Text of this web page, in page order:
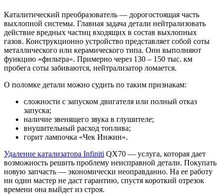
Каталитический преобразователь — дорогостоящая часть
выхлопной системы. Главная задача детали нейтрализовать
действие вредных частиц входящих в состав выхлопных
газов. Конструкционно устройство представляет собой соты
металлического или керамического типа. Они выполняют
функцию «фильтра». Примерно через 130 – 150 тыс. км
пробега соты забиваются, нейтрализатор ломается.
О поломке детали можно судить по таким признакам:
сложности с запуском двигателя или полный отказ
запуска;
наличие звенящего звука в глушителе;
внушительный расход топлива;
горит лампочка «Чек Инжин».
Удаление катализатора Infiniti QX70 — услуга, которая дает
возможность решить проблему неисправной детали. Покупать
новую запчасть — экономически неоправданно. На ее работу
ни один мастер не даст гарантию, спустя короткий отрезок
времени она выйдет из строя.